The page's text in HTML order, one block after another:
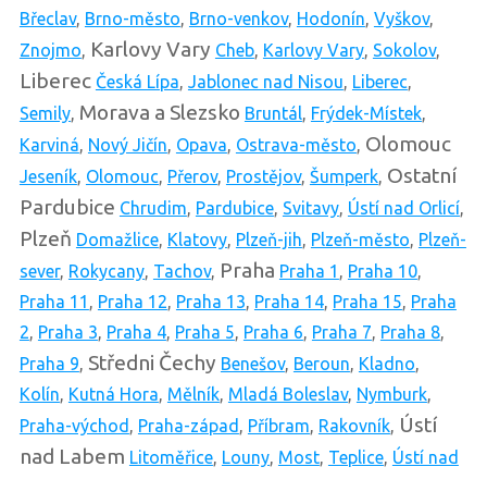
Břeclav, Brno-město, Brno-venkov, Hodonín, Vyškov,
Znojmo, Karlovy Vary Cheb, Karlovy Vary, Sokolov,
Liberec Česká Lípa, Jablonec nad Nisou, Liberec,
Semily, Morava a Slezsko Bruntál, Frýdek-Místek,
Karviná, Nový Jičín, Opava, Ostrava-město, Olomouc
Jeseník, Olomouc, Přerov, Prostějov, Šumperk, Ostatní
Pardubice Chrudim, Pardubice, Svitavy, Ústí nad Orlicí,
Plzeň Domažlice, Klatovy, Plzeň-jih, Plzeň-město, Plzeň-
sever, Rokycany, Tachov, Praha Praha 1 , Praha 10,
Praha 11 , Praha 12, Praha 13, Praha 14, Praha 15, Praha
2, Praha 3, Praha 4, Praha 5, Praha 6, Praha 7, Praha 8,
Praha 9, Středni Čechy Benešov, Beroun, Kladno,
Kolín, Kutná Hora, Mělník, Mladá Boleslav, Nymburk,
Praha-východ , Praha-západ , Příbram, Rakovník, Ústí
nad Labem Litoměřice, Louny, Most, Teplice, Ústí nad